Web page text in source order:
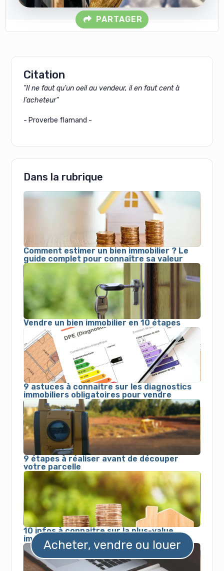
PARTAGER
Citation
"Il ne faut qu'un oeil au vendeur, il en faut cent à
l'acheteur"
- Proverbe flamand -
Dans la rubrique
Comment estimer un bien immobilier ? Le
guide complet pour connaître sa valeur
Vendre un bien immobilier en 10 étapes
9 astuces à connaitre sur les diagnostics
immobiliers obligatoires pour vendre
9 étapes à réaliser avant de découper
votre parcelle
10 infos à connaitre sur la plus-value
immobilièreAcheter, vendre ou louer